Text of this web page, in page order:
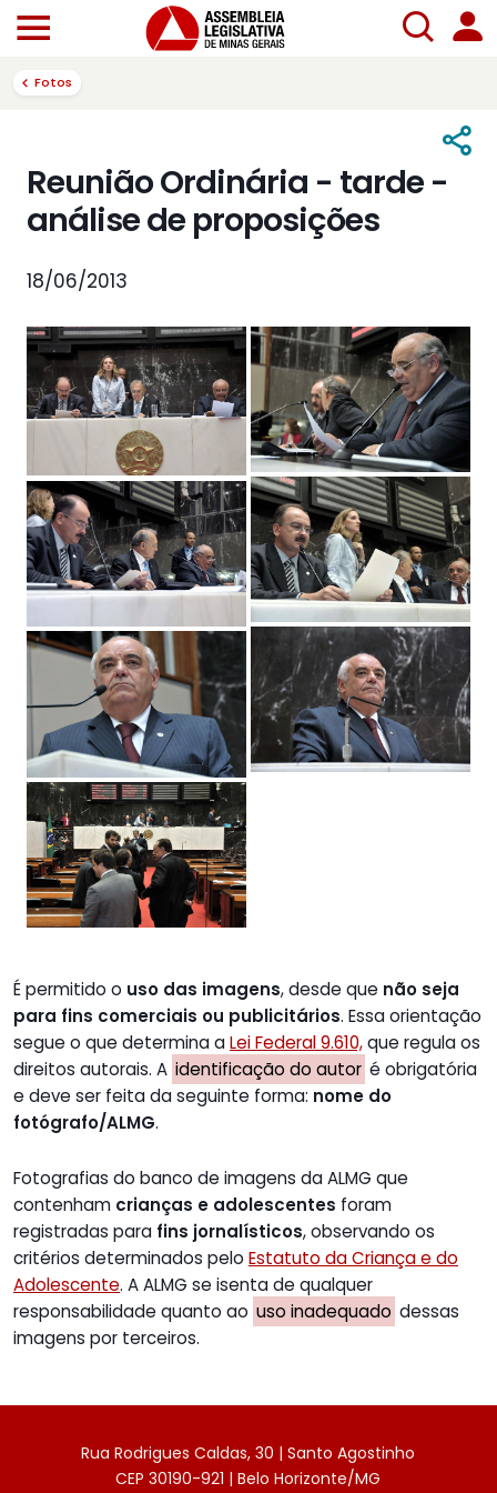
Fotos
Reunião Ordinária - tarde -
análise de proposições
18/06/2013
É permitido o uso das imagens, desde que não seja
para fins comerciais ou publicitários. Essa orientação
segue o que determina aLei Federal 9.610,que regula os
direitos autorais. A identificação do autor é obrigatória
e deve ser feita da seguinte forma: nome do
fotógrafo/ALMG.
Fotografias do banco de imagens da ALMG que
contenham crianças e adolescentes foram
registradas para fins jornalísticos, observando os
critérios determinados pelo Estatuto da Criança e do
Adolescente. A ALMG se isenta de qualquer
responsabilidade quanto ao uso inadequado dessas
imagens por terceiros.
Rua Rodrigues Caldas, 30 | Santo Agostinho
CEP 30190-921 | Belo Horizonte/MG